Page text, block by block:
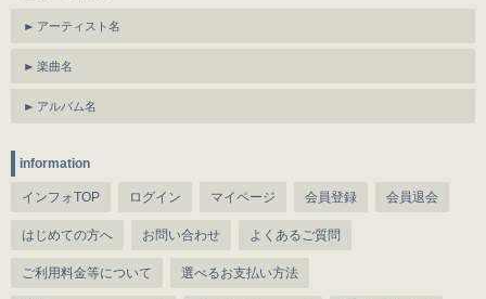
アーティスト名
楽曲名
アルバム名
information
インフォTOP ログイン マイページ 会員登録 会員退会
はじめての方へ お問い合わせ よくあるご質問
ご利用料金等について 選べるお支払い方法